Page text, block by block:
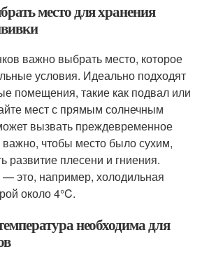
место для хранения
важно выбрать место, которое
условия. Идеально подходят
помещения, такие как подвал или
мест с прямым солнечным
вызвать преждевременное
чтобы место было сухим,
развитие плесени и гниения.
это, например, холодильная
около 4°C.
необходима для